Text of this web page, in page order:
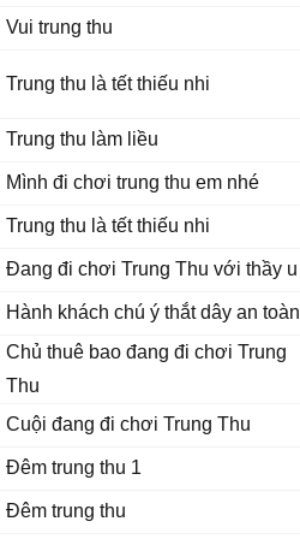
Vui trung thu
Trung thu là tết thiếu nhi
Trung thu làm liều
Mình đi chơi trung thu em nhé
Trung thu là tết thiếu nhi
Đang đi chơi Trung Thu với thầy u
Hành khách chú ý thắt dây an toàn
Chủ thuê bao đang đi chơi Trung
Thu
Cuội đang đi chơi Trung Thu
Đêm trung thu 1
Đêm trung thu